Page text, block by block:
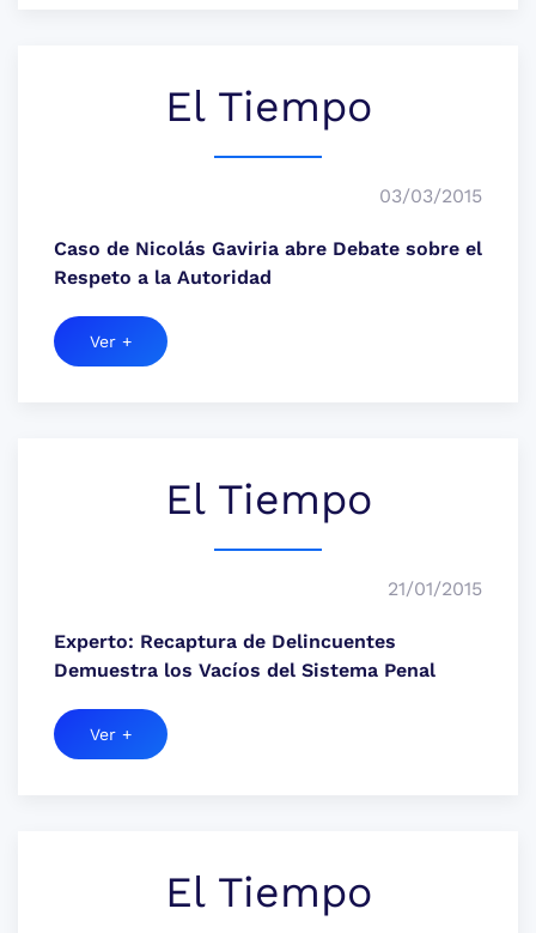
El Tiempo
03/03/2015
Caso de Nicolás Gaviria abre Debate sobre el
Respeto a la Autoridad
Ver +
El Tiempo
21/01/2015
Experto: Recaptura de Delincuentes
Demuestra los Vacíos del Sistema Penal
Ver +
El Tiempo